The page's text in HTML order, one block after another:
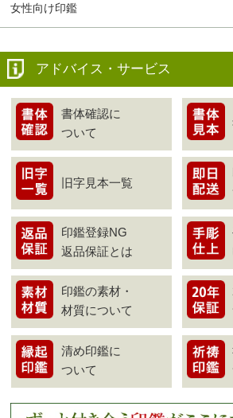
女性向け印鑑
アドバイス・サービス
書体確認に
ついて
旧字見本一覧
印鑑登録NG
返品保証とは
印鑑の素材・
材質について
清め印鑑に
ついて